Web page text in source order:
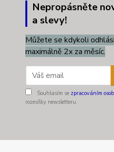
Nepropásněte
a slevy!
Můžete se kdykoli
maximálně 2x za měsíc.
Souhlasím se zpracováním
rozesílky newsletteru.